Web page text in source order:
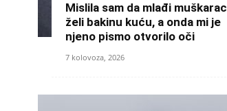
Mislila sam da mlađi muškarac
želi bakinu kuću, a onda mi je
njeno pismo otvorilo oči
7 kolovoza, 2026